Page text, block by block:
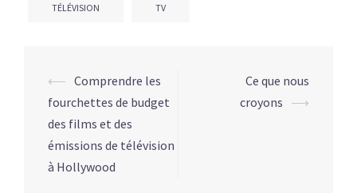
TÉLÉVISION TV
⟵ Comprendre les
fourchettes de budget
des films et des
émissions de télévision
à Hollywood
Ce que nous
croyons ⟶